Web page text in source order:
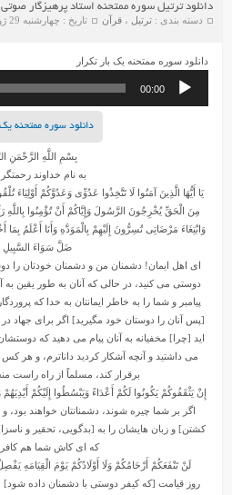
دانلود ترتیل سوره ممتحنه استاد پرهیزگار
دسته بندی :ترتیل ،قرآن تاریخ : چهارشنبه 29 ژوئن 2022
دانلود سوره ممتحنه یک بار تکرار
پخش‌کننده
00:00
دانلود سوره ممتحنه یک
بِسْمِ اللَّهِ الرَّحْمَنِ
به نام خداوند
یَا أَیُّهَا الَّذِینَ آمَنُوا لَا تَتَّخِذُوا عَدُوِّی وَعَدُوَّکُمْ أَوْلِیَاءَ
مِنَ الْحَقِّ یُخْرِجُونَ الرَّسُولَ وَإِیَّاکُمْ أَنْ تُؤْمِنُوا
وَابْتِغَاءَ مَرْضَاتِی تُسِرُّونَ إِلَیْهِمْ بِالْمَوَدَّهِ وَأَنَا أَعْلَمُ
ضَلَّ سَوَاءَ السَّبِیلِ
ای اهل ایمان! دشمنان من و دشمنان خودتان را
دوستی می کنید، در حالی که آنان به طور یقین به
پیامبر و شما را به خاطر ایمانتان به خدا که
[پس آنان را دوستان خود مگیرید] اگر برای جهاد
اید [چرا] مخفیانه به آنان پیام می دهید که
می داشتید و آنچه آشکار کردید داناترم، و هر
برقرار کند، مسلماً از راه راست
إِنْ یَثْقَفُوکُمْ یَکُونُوا لَکُمْ أَعْدَاءً وَیَبْسُطُوا إِلَیْکُمْ
اگر بر شما چیره شوند، دشمنانتان خواهند
کشتن] و زبان هایشان را به [بدگویی، تحقیر و
که ای کاش شما هم کافر
لَنْ تَنْفَعَکُمْ أَرْحَامُکُمْ وَلَا أَوْلَادُکُمْ یَوْمَ الْقِیَامَهِ
روز قیامت [که کیفر دوستی با دشمنان داده